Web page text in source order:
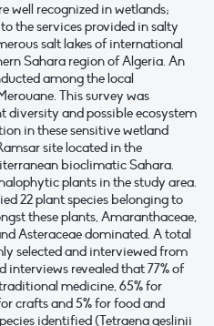
well recognized in wetlands;
the services provided in salty
salt lakes of international
Sahara region of Algeria. An
among the local
This survey was
diversity and possible ecosystem
in these sensitive wetland
site located in the
bioclimatic Sahara.
plants in the study area.
22 plant species belonging to
these plants, Amaranthaceae,
Asteraceae dominated. A total
selected and interviewed from
interviews revealed that 77% of
medicine, 65% for
crafts and 5% for food and
identified (Tetraena geslinii